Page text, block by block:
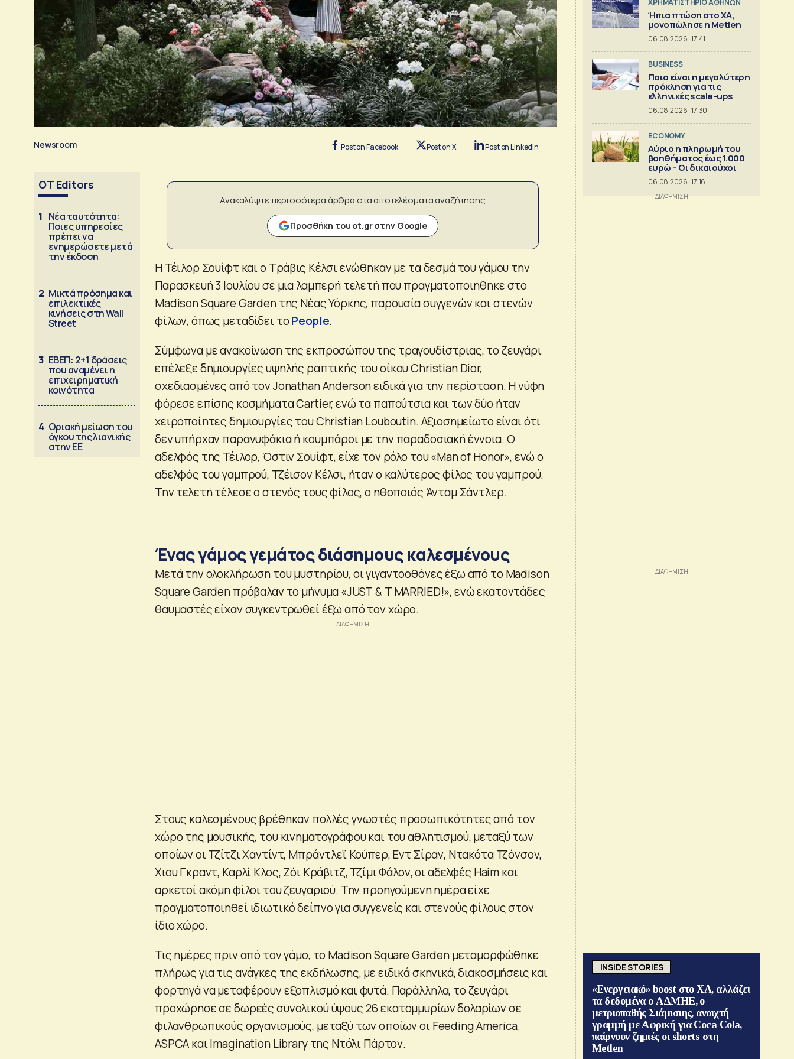
Newsroom Post on Facebook Post on X Post on LinkedIn
OT Editors
1 Νέα ταυτότητα:
Ποιες υπηρεσίες
πρέπει να
ενημερώσετε μετά
την έκδοση
2 Μικτά πρόσημα και
επιλεκτικές
κινήσεις στη Wall
Street
3 ΕΒΕΠ: 2+1 δράσεις
που αναμένει η
επιχειρηματική
κοινότητα
4 Οριακή μείωση του
όγκου της λιανικής
στην ΕΕ
Ανακαλύψτε περισσότερα άρθρα στα αποτελέσματα αναζήτησης
Προσθήκη του ot.gr στην Google
Η Τέιλορ Σουίφτ και ο Τράβις Κέλσι ενώθηκαν με τα δεσμά του γάμου την
Παρασκευή 3 Ιουλίου σε μια λαμπερή τελετή που πραγματοποιήθηκε στο
Madison Square Garden της Νέας Υόρκης, παρουσία συγγενών και στενών
φίλων, όπως μεταδίδει τοPeople.
Σύμφωνα με ανακοίνωση της εκπροσώπου της τραγουδίστριας, το ζευγάρι
επέλεξε δημιουργίες υψηλής ραπτικής του οίκου Christian Dior,
σχεδιασμένες από τον Jonathan Anderson ειδικά για την περίσταση. Η νύφη
φόρεσε επίσης κοσμήματα Cartier, ενώ τα παπούτσια και των δύο ήταν
χειροποίητες δημιουργίες του Christian Louboutin. Αξιοσημείωτο είναι ότι
δεν υπήρχαν παρανυφάκια ή κουμπάροι με την παραδοσιακή έννοια. Ο
αδελφός της Τέιλορ, Όστιν Σουίφτ, είχε τον ρόλο του «Man of Honor», ενώ ο
αδελφός του γαμπρού, Τζέισον Κέλσι, ήταν ο καλύτερος φίλος του γαμπρού.
Την τελετή τέλεσε ο στενός τους φίλος, ο ηθοποιός Άνταμ Σάντλερ.
Ένας γάμος γεμάτος διάσημους καλεσμένους
Μετά την ολοκλήρωση του μυστηρίου, οι γιγαντοοθόνες έξω από το Madison
Square Garden πρόβαλαν το μήνυμα «JUSΤ & T MARRIED!», ενώ εκατοντάδες
θαυμαστές είχαν συγκεντρωθεί έξω από τον χώρο.
Στους καλεσμένους βρέθηκαν πολλές γνωστές προσωπικότητες από τον
χώρο της μουσικής, του κινηματογράφου και του αθλητισμού, μεταξύ των
οποίων οι Τζίτζι Χαντίντ, Μπράντλεϊ Κούπερ, Εντ Σίραν, Ντακότα Τζόνσον,
Χιου Γκραντ, Καρλί Κλος, Ζόι Κράβιτζ, Τζίμι Φάλον, οι αδελφές Haim και
αρκετοί ακόμη φίλοι του ζευγαριού. Την προηγούμενη ημέρα είχε
πραγματοποιηθεί ιδιωτικό δείπνο για συγγενείς και στενούς φίλους στον
ίδιο χώρο.
Τις ημέρες πριν από τον γάμο, το Madison Square Garden μεταμορφώθηκε
πλήρως για τις ανάγκες της εκδήλωσης, με ειδικά σκηνικά, διακοσμήσεις και
φορτηγά να μεταφέρουν εξοπλισμό και φυτά. Παράλληλα, το ζευγάρι
προχώρησε σε δωρεές συνολικού ύψους 26 εκατομμυρίων δολαρίων σε
φιλανθρωπικούς οργανισμούς, μεταξύ των οποίων οι Feeding America,
ASPCA και Imagination Library της Ντόλι Πάρτον.
XΡΗΜΑΤΙΣΤΗΡΙΟ ΑΘΗΝΩΝ
Ήπια πτώση στο ΧΑ,
μονοπώλησε η Metlen
06.08.2026 | 17:41
BUSINESS
Ποια είναι η μεγαλύτερη
πρόκληση για τις
ελληνικές scale-ups
06.08.2026 | 17:30
ECONOMY
Αύριο η πληρωμή του
βοηθήματος έως 1.000
ευρώ – Oι δικαιούχοι
06.08.2026 | 17:16
INSIDE STORIES
«Ενεργειακό» boost στο ΧΑ, αλλάζει
τα δεδομένα ο ΑΔΜΗΕ, ο
μετριοπαθής Σιάμισιης, ανοιχτή
γραμμή με Αφρική για Coca Cola,
παίρνουν ζημιές οι shorts στη
Metlen